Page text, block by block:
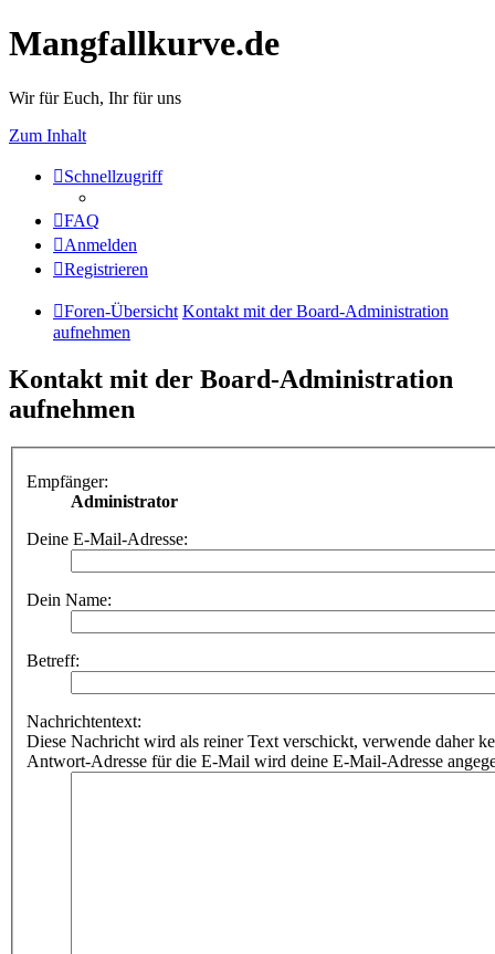
Mangfallkurve.de
Wir für Euch, Ihr für uns
Zum Inhalt
Schnellzugriff
FAQ
Anmelden
Registrieren
Foren-Übersicht Kontakt mit der Board-Administration
aufnehmen
Kontakt mit der Board-Administration
aufnehmen
Empfänger:
Administrator
Deine E-Mail-Adresse:
Dein Name:
Betreff:
Nachrichtentext:
Diese Nachricht wird als reiner Text verschickt, verwende daher
Antwort-Adresse für die E-Mail wird deine E-Mail-Adresse